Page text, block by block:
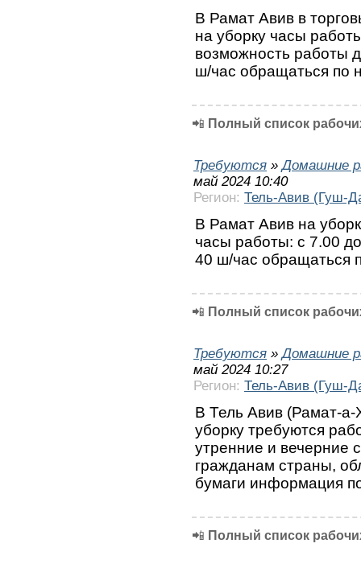
В Рамат Авив в
на уборку часы
возможность работы
ш/час обращаться по
📲 Полный список
Требуются »Домашние
май 2024 10:40
Регион: Тель-Авив (Гуш-
В Рамат Авив на
часы работы: с 7.00
40 ш/час обращаться
📲 Полный список
Требуются »Домашние
май 2024 10:27
Регион: Тель-Авив (Гуш-
В Тель Авив (Рамат-а-
уборку требуются
утренние и вечерние
гражданам страны,
бумаги информация
📲 Полный список